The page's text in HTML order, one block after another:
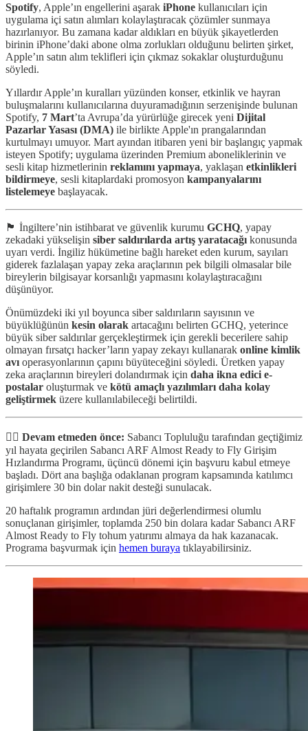
Spotify, Apple’ın engellerini aşarak iPhone kullanıcıları için
uygulama içi satın alımları kolaylaştıracak çözümler sunmaya
hazırlanıyor. Bu zamana kadar aldıkları en büyük şikayetlerden
birinin iPhone’daki abone olma zorlukları olduğunu belirten şirket,
Apple’ın satın alım teklifleri için çıkmaz sokaklar oluşturduğunu
söyledi.
Yıllardır Apple’ın kuralları yüzünden konser, etkinlik ve hayran
buluşmalarını kullanıcılarına duyuramadığının serzenişinde bulunan
Spotify, 7 Mart’ta Avrupa’da yürürlüğe girecek yeni Dijital
Pazarlar Yasası (DMA) ile birlikte Apple'ın prangalarından
kurtulmayı umuyor. Mart ayından itibaren yeni bir başlangıç yapmak
isteyen Spotify; uygulama üzerinden Premium aboneliklerinin ve
sesli kitap hizmetlerinin reklamını yapmaya, yaklaşan etkinlikleri
bildirmeye, sesli kitaplardaki promosyon kampanyalarını
listelemeye başlayacak.
🏴󠁧󠁢󠁥󠁮󠁧󠁿 İngiltere’nin istihbarat ve güvenlik kurumu GCHQ, yapay
zekadaki yükselişin siber saldırılarda artış yaratacağı konusunda
uyarı verdi. İngiliz hükümetine bağlı hareket eden kurum, sayıları
giderek fazlalaşan yapay zeka araçlarının pek bilgili olmasalar bile
bireylerin bilgisayar korsanlığı yapmasını kolaylaştıracağını
düşünüyor.
Önümüzdeki iki yıl boyunca siber saldırıların sayısının ve
büyüklüğünün kesin olarak artacağını belirten GCHQ, yeterince
büyük siber saldırılar gerçekleştirmek için gerekli becerilere sahip
olmayan fırsatçı hacker’ların yapay zekayı kullanarak online kimlik
avı operasyonlarının çapını büyüteceğini söyledi. Üretken yapay
zeka araçlarının bireyleri dolandırmak için daha ikna edici e-
postalar oluşturmak ve kötü amaçlı yazılımları daha kolay
geliştirmek üzere kullanılabileceği belirtildi.
✋🏻 Devam etmeden önce: Sabancı Topluluğu tarafından geçtiğimiz
yıl hayata geçirilen Sabancı ARF Almost Ready to Fly Girişim
Hızlandırma Programı, üçüncü dönemi için başvuru kabul etmeye
başladı. Dört ana başlığa odaklanan program kapsamında katılımcı
girişimlere 30 bin dolar nakit desteği sunulacak.
20 haftalık programın ardından jüri değerlendirmesi olumlu
sonuçlanan girişimler, toplamda 250 bin dolara kadar Sabancı ARF
Almost Ready to Fly tohum yatırımı almaya da hak kazanacak.
Programa başvurmak için hemen buraya tıklayabilirsiniz.